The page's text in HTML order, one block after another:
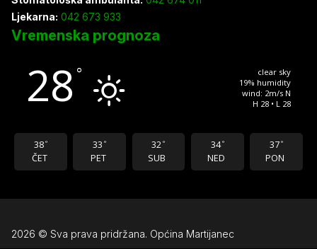
Ljekarna: 042 673 933
Vremenska prognoza
28 °
clear sky
19% humidity
wind: 2m/s N
H 28 • L 28
38 °
ČET
33 °
PET
32 °
SUB
34 °
NED
37 °
PON
2026 © Sva prava pridržana. Općina Martijanec